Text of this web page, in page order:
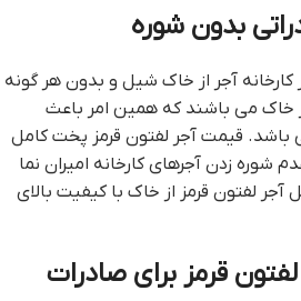
بدون شوره
آجر از خاک شیل و بدون هر گونه
خاک می باشند که همین امر باعث
قيمت آجر لفتون قرمز پخت کامل
شوره زدن آجرهای کارخانه امیران نما
لفتون قرمز از خاک با کیفیت بالای
لفتون قرمز برای صادرات